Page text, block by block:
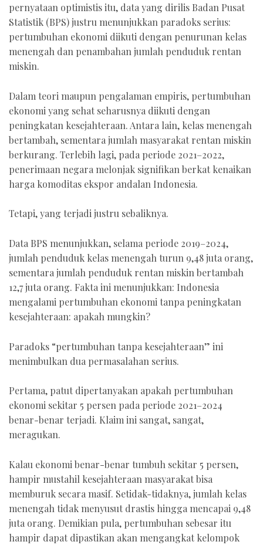
pernyataan optimistis itu, data yang dirilis Badan Pusat
Statistik (BPS) justru menunjukkan paradoks serius:
pertumbuhan ekonomi diikuti dengan penurunan kelas
menengah dan penambahan jumlah penduduk rentan
miskin.
Dalam teori maupun pengalaman empiris, pertumbuhan
ekonomi yang sehat seharusnya diikuti dengan
peningkatan kesejahteraan. Antara lain, kelas menengah
bertambah, sementara jumlah masyarakat rentan miskin
berkurang. Terlebih lagi, pada periode 2021–2022,
penerimaan negara melonjak signifikan berkat kenaikan
harga komoditas ekspor andalan Indonesia.
Tetapi, yang terjadi justru sebaliknya.
Data BPS menunjukkan, selama periode 2019–2024,
jumlah penduduk kelas menengah turun 9,48 juta orang,
sementara jumlah penduduk rentan miskin bertambah
12,7 juta orang. Fakta ini menunjukkan: Indonesia
mengalami pertumbuhan ekonomi tanpa peningkatan
kesejahteraan: apakah mungkin?
Paradoks “pertumbuhan tanpa kesejahteraan” ini
menimbulkan dua permasalahan serius.
Pertama, patut dipertanyakan apakah pertumbuhan
ekonomi sekitar 5 persen pada periode 2021–2024
benar-benar terjadi. Klaim ini sangat, sangat,
meragukan.
Kalau ekonomi benar-benar tumbuh sekitar 5 persen,
hampir mustahil kesejahteraan masyarakat bisa
memburuk secara masif. Setidak-tidaknya, jumlah kelas
menengah tidak menyusut drastis hingga mencapai 9,48
juta orang. Demikian pula, pertumbuhan sebesar itu
hampir dapat dipastikan akan mengangkat kelompok